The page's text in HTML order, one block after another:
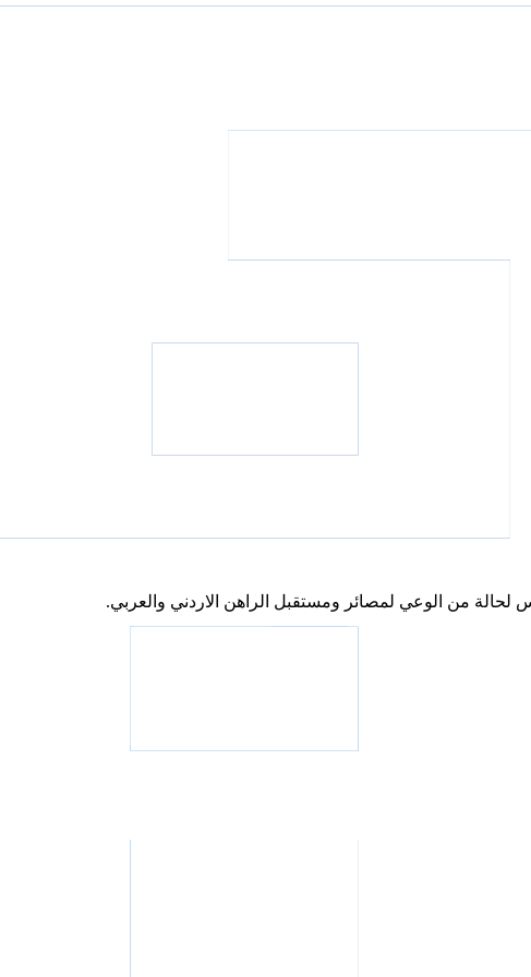
لحالة من الوعي لمصائر ومستقبل الراهن الاردني والعربي.